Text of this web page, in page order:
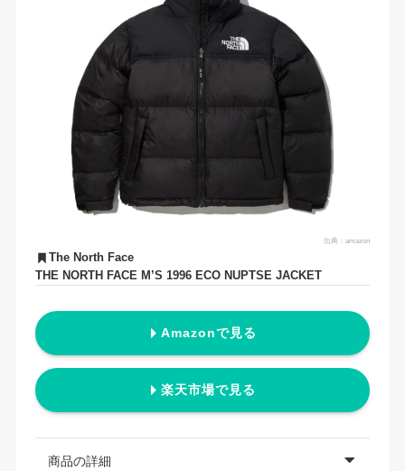
出典：amazon
The North Face
THE NORTH FACE M’S 1996 ECO NUPTSE JACKET
Amazonで見る
楽天市場で見る
商品の詳細